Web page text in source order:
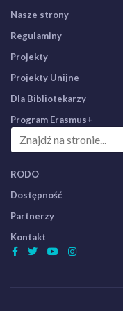
Nasze strony
Regulaminy
Projekty
Projekty Unijne
Dla Bibliotekarzy
Program Erasmus+
RODO
Dostępność
Partnerzy
Kontakt